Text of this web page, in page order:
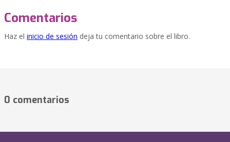
Comentarios
Haz el inicio de sesión deja tu comentario sobre el libro.
0 comentarios